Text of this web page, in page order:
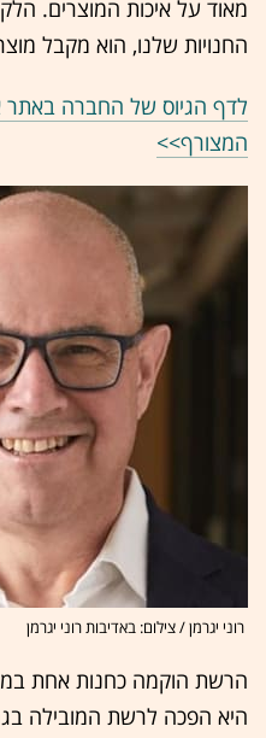
מאוד על איכות המוצרים.
החנויות שלנו, הוא מקבל
לדף הגיוס של החברה באתר
המצורף>>
רוני יגרמן / צילום: באדיבות רוני יגרמן